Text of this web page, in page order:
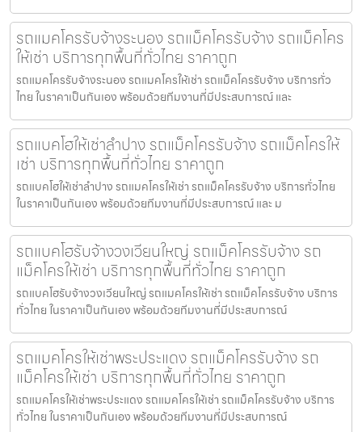
รถแมคโครรับจ้างระนอง รถแม็คโครรับจ้าง รถแม็คโคร
ให้เช่า บริการทุกพื้นที่ทั่วไทย ราคาถูก
รถแมคโครรับจ้างระนอง รถแมคโครให้เช่า รถแม็คโครรับจ้าง บริการทั่ว
ไทย ในราคาเป็นกันเอง พร้อมด้วยทีมงานที่มีประสบการณ์ และ
รถแบคโฮให้เช่าลำปาง รถแม็คโครรับจ้าง รถแม็คโครให้
เช่า บริการทุกพื้นที่ทั่วไทย ราคาถูก
รถแบคโฮให้เช่าลำปาง รถแมคโครให้เช่า รถแม็คโครรับจ้าง บริการทั่วไทย
ในราคาเป็นกันเอง พร้อมด้วยทีมงานที่มีประสบการณ์ และ ม
รถแบคโฮรับจ้างวงเวียนใหญ่ รถแม็คโครรับจ้าง รถ
แม็คโครให้เช่า บริการทุกพื้นที่ทั่วไทย ราคาถูก
รถแบคโฮรับจ้างวงเวียนใหญ่ รถแมคโครให้เช่า รถแม็คโครรับจ้าง บริการ
ทั่วไทย ในราคาเป็นกันเอง พร้อมด้วยทีมงานที่มีประสบการณ์
รถแมคโครให้เช่าพระประแดง รถแม็คโครรับจ้าง รถ
แม็คโครให้เช่า บริการทุกพื้นที่ทั่วไทย ราคาถูก
รถแมคโครให้เช่าพระประแดง รถแมคโครให้เช่า รถแม็คโครรับจ้าง บริการ
ทั่วไทย ในราคาเป็นกันเอง พร้อมด้วยทีมงานที่มีประสบการณ์